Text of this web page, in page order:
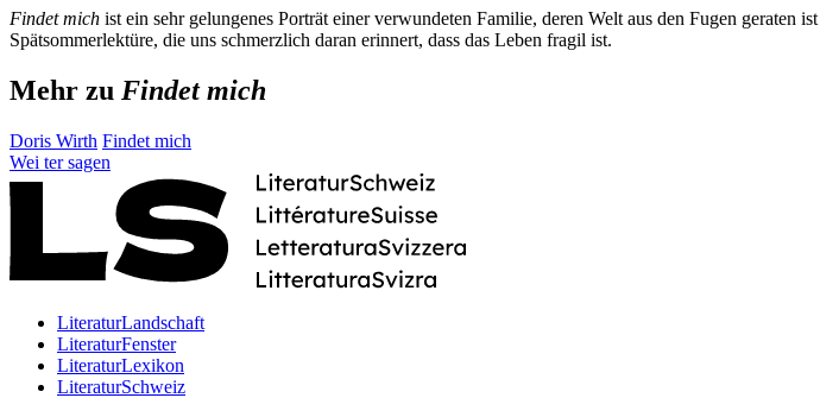
Findet mich ist ein sehr gelungenes Porträt einer verwundeten Familie, deren Welt aus den Fugen
Spätsommerlektüre, die uns schmerzlich daran erinnert, dass das Leben fragil ist.
Mehr zu Findet mich
Doris Wirth Findet mich
Wei ter sagen
LiteraturLandschaft
LiteraturFenster
LiteraturLexikon
LiteraturSchweiz